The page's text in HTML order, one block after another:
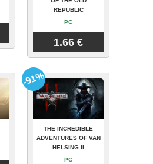
REPUBLIC
PC
1.66 €
THE INCREDIBLE
ADVENTURES OF VAN
HELSING II
PC
-91%